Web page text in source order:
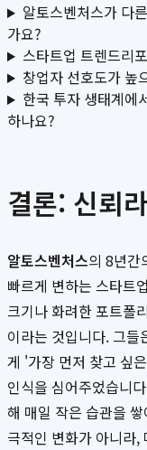
알토스벤처스가 다
가요?
스타트업 트렌드리
창업자 선호도가 높
한국 투자 생태계에
하나요?
결론: 신뢰
알토스벤처스의 8년간
빠르게 변하는 스타트
크기나 화려한 포트폴
이라는 것입니다. 그들
게 '가장 먼저 찾고 싶
인식을 심어주었습니
해 매일 작은 습관을
극적인 변화가 아니라,